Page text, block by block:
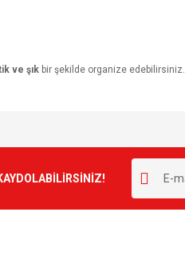
ve şık bir şekilde organize edebilirsiniz.